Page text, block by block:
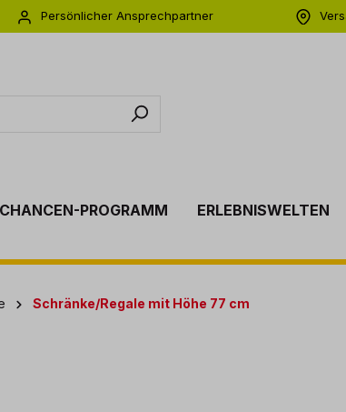
Persönlicher Ansprechpartner
PROGRAMM ERLEBNISWELTEN
Schränke/Regale mit Höhe 77 cm